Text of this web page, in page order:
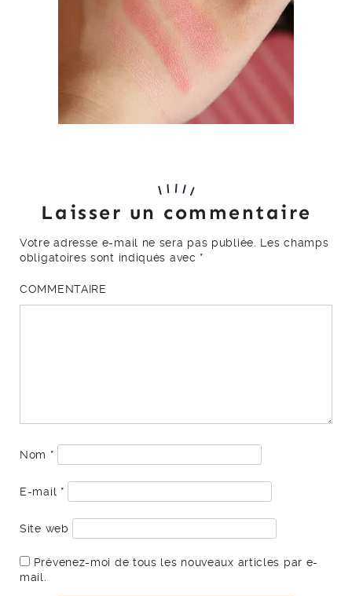
Laisser un commentaire
Votre adresse e-mail ne sera pas publiée.
Les champs
obligatoires sont indiqués avec *
COMMENTAIRE
Nom *
E-mail *
Site web
Prévenez-moi de tous les nouveaux articles par e-
mail.